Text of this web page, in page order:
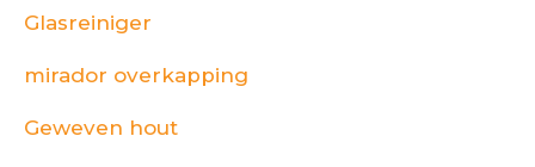
Glasreiniger
mirador overkapping
Geweven hout